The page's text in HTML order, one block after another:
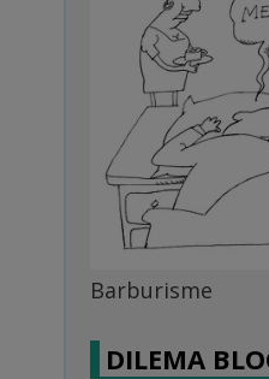
Barburisme
DILEMA